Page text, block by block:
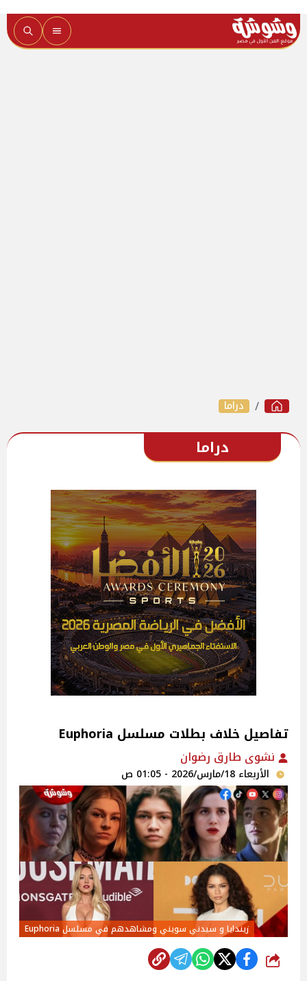
دراما
دراما
تفاصيل خلاف بطلات مسلسل Euphoria
نشوى طارق رضوان
الأربعاء 18/مارس/2026 - 01:05 ص
زيندايا و سيدني سويني ومشاهدهم في مسلسل Euphoria
شارك